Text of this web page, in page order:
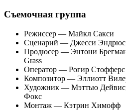
Съемочная группа
Режиссер — Майкл Сакси
Сценарий — Джесси
Продюсер — Энтони
Grass
Оператор — Рогир Стофферс
Композитор — Эллиотт
Художник — Мэттью
Фокс
Монтаж — Кэтрин Химофф